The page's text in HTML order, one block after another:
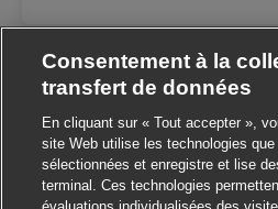
Consentement à la
transfert de données
En cliquant sur « Tout accepter »,
site Web utilise les technologies
sélectionnées et enregistre et lise
terminal. Ces technologies
Salut ! Ce poste vous intéresse ?